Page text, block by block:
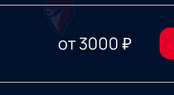
от3000 ₽